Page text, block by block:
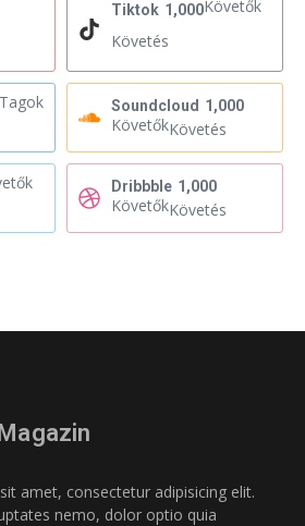
Tiktok 1,000Követők
Követés
Tagok
Soundcloud 1,000
KövetőkKövetés
Dribbble 1,000
KövetőkKövetés
amet, consectetur adipisicing elit.
nemo, dolor optio quia